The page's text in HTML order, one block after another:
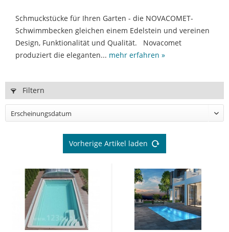
Schmuckstücke für Ihren Garten - die NOVACOMET-
Schwimmbecken gleichen einem Edelstein und vereinen
Design, Funktionalität und Qualität. Novacomet
produziert die eleganten... mehr erfahren »
Filtern
Vorherige Artikel laden